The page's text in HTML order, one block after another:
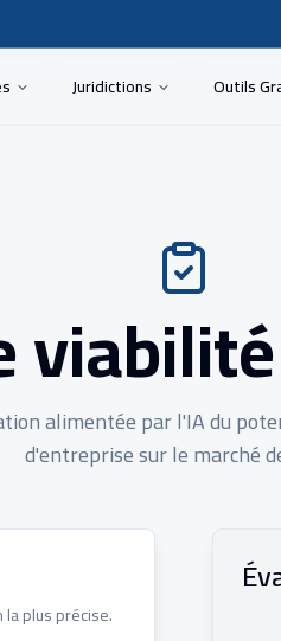
Juridictions Outils
alimentée par l'IA du
d'entreprise sur le marché
plus précise.